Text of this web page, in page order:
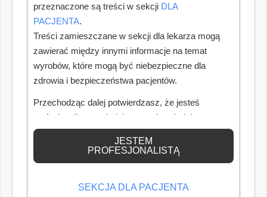
przeznaczone są treści w sekcji DLA
PACJENTA.
Treści zamieszczane w sekcji dla lekarza mogą
zawierać między innymi informacje na temat
wyrobów, które mogą być niebezpieczne dla
zdrowia i bezpieczeństwa pacjentów.
Przechodząc dalej potwierdzasz, że jesteś
profesjonalistą posiadającym odpowiednią
wiedzę medyczną.
JESTEM
PROFESJONALISTĄ
SEKCJA DLA PACJENTA